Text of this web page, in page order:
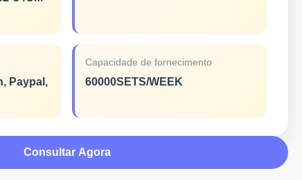
Paypal,
Capacidade de fornecimento
60000SETS/WEEK
Consultar Agora